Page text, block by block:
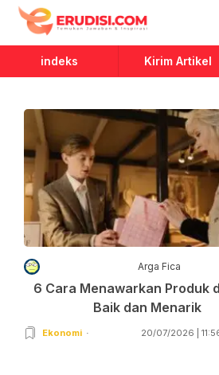
Erudisi
Temukan Jawaban dan Inspirasi
indeks Kirim Artikel
Arga Fica
6 Cara Menawarkan Produk
Baik dan Menarik
Ekonomi 20/07/2026 |